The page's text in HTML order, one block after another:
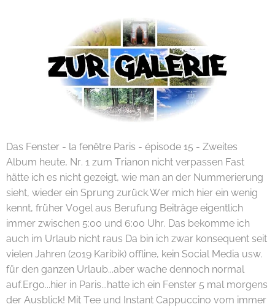
Das Fenster - la fenêtre Paris - épisode 15 - Zweites
Album heute, Nr. 1 zum Trianon nicht verpassen Fast
hätte ich es nicht gezeigt, wie man an der Nummerierung
sieht, wieder ein Sprung zurück.Wer mich hier ein wenig
kennt, früher Vogel aus Berufung Beiträge eigentlich
immer zwischen 5:00 und 6:00 Uhr. Das bekomme ich
auch im Urlaub nicht raus Da bin ich zwar konsequent seit
vielen Jahren (2019 Karibik) offline, kein Social Media usw.
für den ganzen Urlaub...aber wache dennoch normal
auf.Ergo...hier in Paris...hatte ich ein Fenster 5 mal morgens
der Ausblick! Mit Tee und Instant Cappuccino vom immer